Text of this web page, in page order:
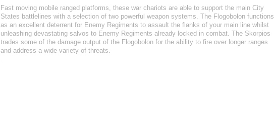
Fast moving mobile ranged platforms, these war chariots are able to support the main City
States battlelines with a selection of two powerful weapon systems. The Flogobolon functions
as an excellent deterrent for Enemy Regiments to assault the flanks of your main line whilst
unleashing devastating salvos to Enemy Regiments already locked in combat. The Skorpios
trades some of the damage output of the Flogobolon for the ability to fire over longer ranges
and address a wide variety of threats.